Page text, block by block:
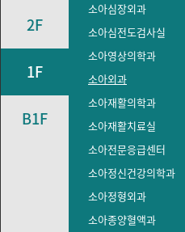
2F
1F
B1F
소아심장외과
소아심전도검사실
소아영상의학과
소아외과
소아재활의학과
소아재활치료실
소아전문응급센터
소아정신건강의학과
소아정형외과
소아종양혈액과